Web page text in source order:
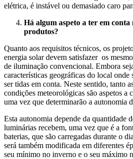
elétrica, é instável ou demasiado caro
Há algum aspeto a ter em conta
produtos?
Quanto aos requisitos técnicos, os
energia solar devem satisfazer os
de iluminação convencional. Embora
características geográficas do local onde
ser tidas em conta. Neste sentido, tanto
condições meteorológicas são aspetos a
uma vez que determinarão a autonomia
Esta autonomia depende da quantidade
luminárias recebem, uma vez que é a
baterias, que são carregadas durante o
será também modificada em diferentes
seu mínimo no inverno e o seu máximo